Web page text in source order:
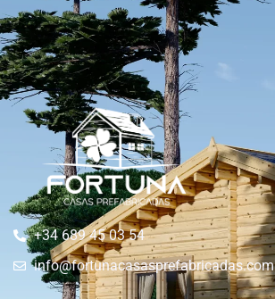
+34 689 45 03 54
info@fortunacasasprefabricadas.com